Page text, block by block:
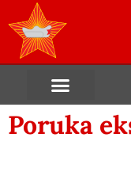
Poruka